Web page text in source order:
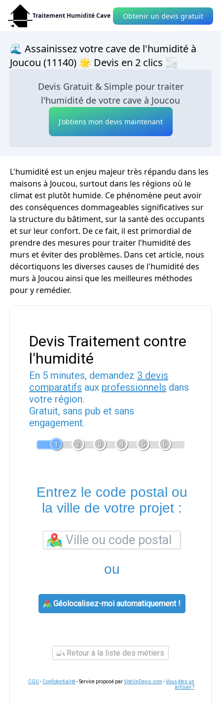
Traitement Humidité Cave Obtenir un devis gratuit
🌊 Assainissez votre cave de l'humidité à
Joucou (11140) 🌟 Devis en 2 clics 🌫
Devis Gratuit & Simple pour traiter
l'humidité de votre cave à Joucou
J'obtiens mon devis maintenant
L'humidité est un enjeu majeur très répandu dans les
maisons à Joucou, surtout dans les régions où le
climat est plutôt humide. Ce phénomène peut avoir
des conséquences dommageables significatives sur
la structure du bâtiment, sur la santé des occupants
et sur leur confort. De ce fait, il est primordial de
prendre des mesures pour traiter l'humidité des
murs et éviter des problèmes. Dans cet article, nous
décortiquons les diverses causes de l'humidité des
murs à Joucou ainsi que les meilleures méthodes
pour y remédier.
Devis Traitement contre
l'humidité
En 5 minutes, demandez 3 devis
comparatifs aux professionnels dans
votre région.
Gratuit, sans pub et sans
engagement.
1 2 3 4 5 6
Entrez le code postal ou
la ville de votre projet :
ou
Géolocalisez-moi automatiquement !
Retour à la liste des métiers
CGU - Confidentialité- Service proposé parViteUnDevis.com -Vous êtes un
artisan ?